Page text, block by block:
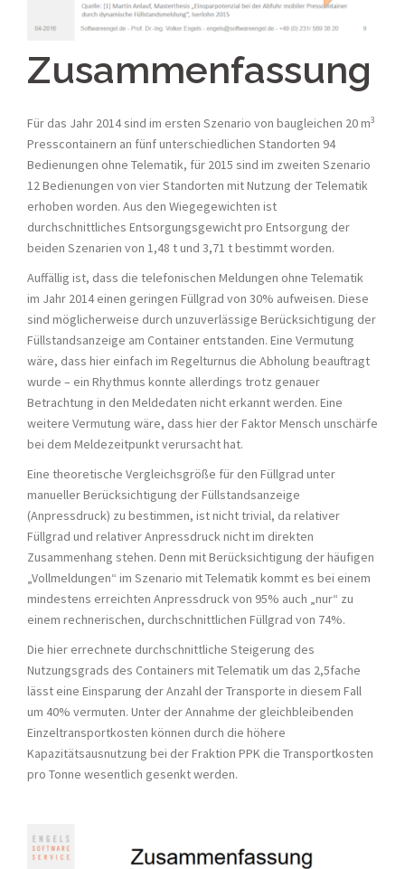
Zusammenfassung
Für das Jahr 2014 sind im ersten Szenario von baugleichen 20 m3
Presscontainern an fünf unterschiedlichen Standorten 94
Bedienungen ohne Telematik, für 2015 sind im zweiten Szenario
12 Bedienungen von vier Standorten mit Nutzung der Telematik
erhoben worden. Aus den Wiege­gewichten ist
durchschnittliches Entsorgungsgewicht pro Entsorgung der
beiden Szenarien von 1,48 t und 3,71 t bestimmt worden.
Auffällig ist, dass die telefonischen Meldungen ohne Telematik
im Jahr 2014 einen geringen Füllgrad von 30% aufweisen. Diese
sind möglicherweise durch unzuverlässige Berücksichtigung der
Füllstandsanzeige am Container entstanden. Eine Vermutung
wäre, dass hier einfach im Regelturnus die Abholung beauftragt
wurde – ein Rhythmus konnte allerdings trotz genauer
Betrachtung in den Meldedaten nicht erkannt werden. Eine
weitere Vermutung wäre, dass hier der Faktor Mensch unschärfe
bei dem Meldezeitpunkt verursacht hat.
Eine theoretische Vergleichsgröße für den Füllgrad unter
manueller Berücksichtigung der Füllstandsanzeige
(Anpressdruck) zu bestimmen, ist nicht trivial, da relativer
Füllgrad und relativer Anpressdruck nicht im direkten
Zusammenhang stehen. Denn mit Berücksichtigung der häufigen
„Vollmeldungen“ im Szenario mit Telematik kommt es bei einem
mindestens erreichten Anpressdruck von 95% auch „nur“ zu
einem rechnerischen, durchschnittlichen Füllgrad von 74%.
Die hier errechnete durchschnittliche Steigerung des
Nutzungsgrads des Containers mit Telematik um das 2,5fache
lässt eine Einsparung der Anzahl der Transporte in diesem Fall
um 40% vermuten. Unter der Annahme der gleich­bleibenden
Einzeltransportkosten können durch die höhere
Kapazitätsausnutzung bei der Fraktion PPK die Transportkosten
pro Tonne wesentlich gesenkt werden.